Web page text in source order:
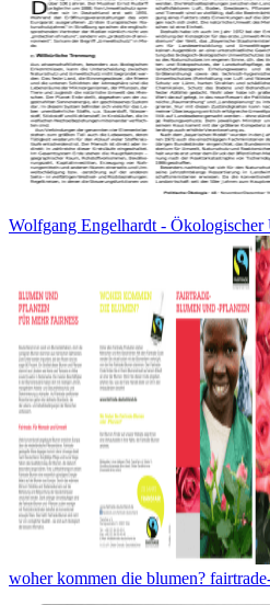
Wolfgang Engelhardt - Ökologischer
woher kommen die blumen?